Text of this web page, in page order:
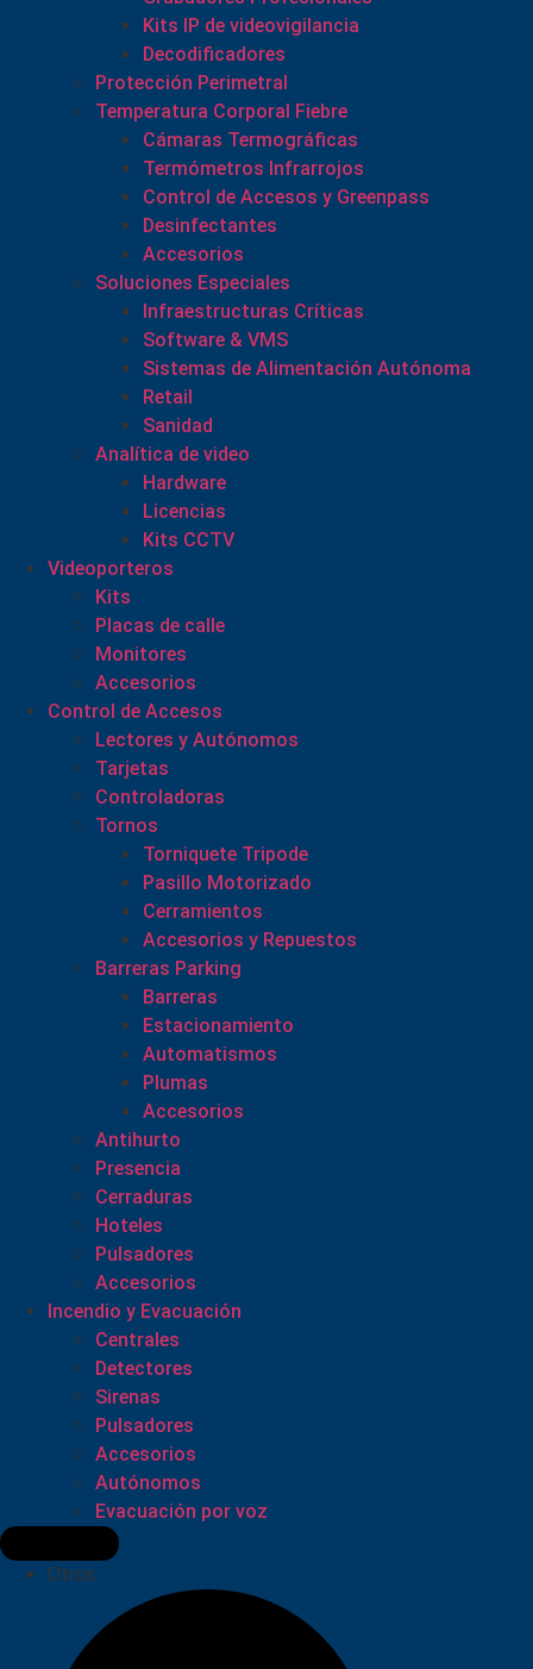
Kits IP de videovigilancia
Decodificadores
Protección Perimetral
Temperatura Corporal Fiebre
Cámaras Termográficas
Termómetros Infrarrojos
Control de Accesos y Greenpass
Desinfectantes
Accesorios
Soluciones Especiales
Infraestructuras Críticas
Software & VMS
Sistemas de Alimentación Autónoma
Retail
Sanidad
Analítica de video
Hardware
Licencias
Kits CCTV
Videoporteros
Kits
Placas de calle
Monitores
Accesorios
Control de Accesos
Lectores y Autónomos
Tarjetas
Controladoras
Tornos
Torniquete Tripode
Pasillo Motorizado
Cerramientos
Accesorios y Repuestos
Barreras Parking
Barreras
Estacionamiento
Automatismos
Plumas
Accesorios
Antihurto
Presencia
Cerraduras
Hoteles
Pulsadores
Accesorios
Incendio y Evacuación
Centrales
Detectores
Sirenas
Pulsadores
Accesorios
Autónomos
Evacuación por voz
Otros